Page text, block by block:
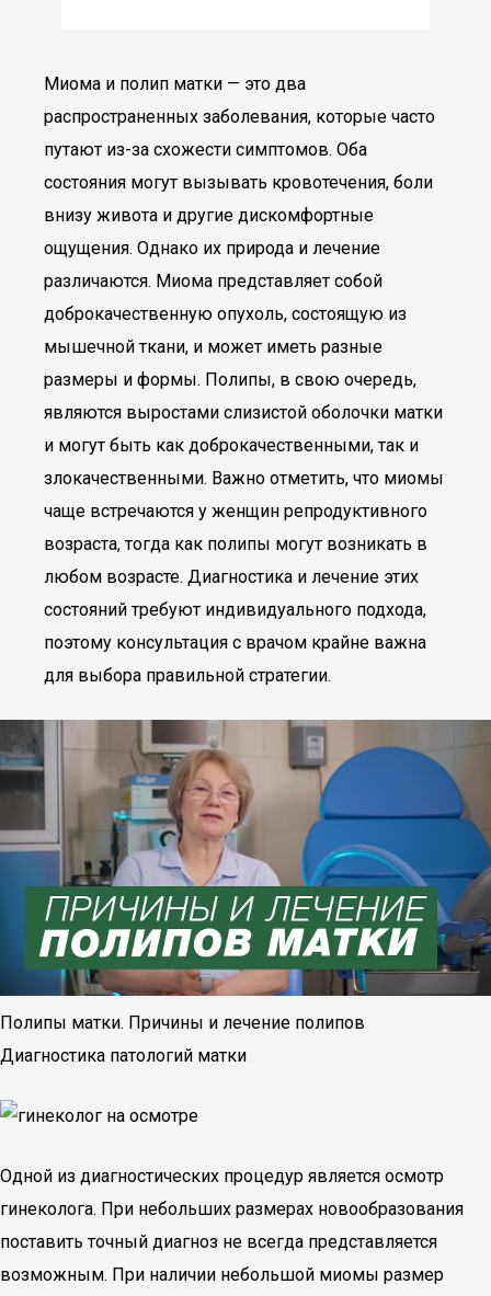
Миома и полип матки — это два
распространенных заболевания, которые часто
путают из-за схожести симптомов. Оба
состояния могут вызывать кровотечения, боли
внизу живота и другие дискомфортные
ощущения. Однако их природа и лечение
различаются. Миома представляет собой
доброкачественную опухоль, состоящую из
мышечной ткани, и может иметь разные
размеры и формы. Полипы, в свою очередь,
являются выростами слизистой оболочки матки
и могут быть как доброкачественными, так и
злокачественными. Важно отметить, что миомы
чаще встречаются у женщин репродуктивного
возраста, тогда как полипы могут возникать в
любом возрасте. Диагностика и лечение этих
состояний требуют индивидуального подхода,
поэтому консультация с врачом крайне важна
для выбора правильной стратегии.
Полипы матки. Причины и лечение полипов
Диагностика патологий матки
Одной из диагностических процедур является осмотр
гинеколога. При небольших размерах новообразования
поставить точный диагноз не всегда представляется
возможным. При наличии небольшой миомы размер